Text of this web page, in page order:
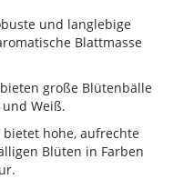
und langlebige
Blattmasse
große Blütenbälle
und Weiß.
hohe, aufrechte
Blüten in Farben